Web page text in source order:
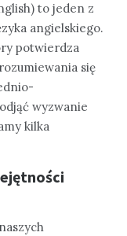
to jeden z
angielskiego.
potwierdza
się
wyzwanie
kilka